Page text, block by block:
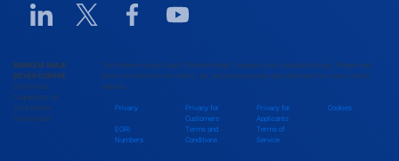
Linkedin URL link
Twitter URL linkFacebook URL link
Youtube URL link
MARKEM-IMAJE
DOVER EUROPE
Chemin des
Coquelicots 16
1214 Vernier
Switzerland
The Markem-Imaje Group (“Markem-Imaje”) respects your individual privacy. Please read
below to check how we collect, use, and share personal data obtained from users on this
website.
Privacy
Privacy for
Customers
Privacy for
Applicants
Cookies
EORI
Numbers
Terms and
Conditions
Terms of
Service